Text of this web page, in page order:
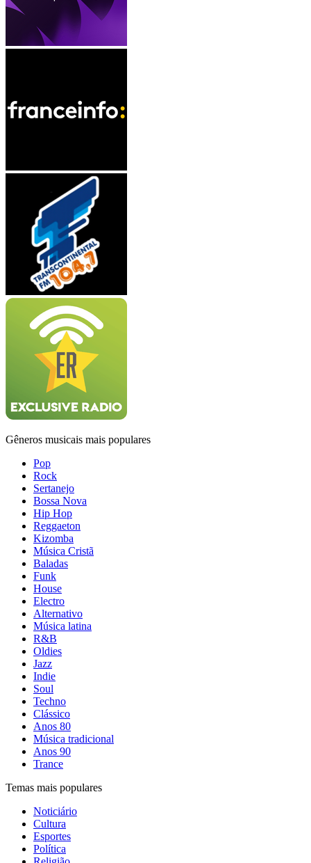
Gêneros musicais mais populares
Pop
Rock
Sertanejo
Bossa Nova
Hip Hop
Reggaeton
Kizomba
Música Cristã
Baladas
Funk
House
Electro
Alternativo
Música latina
R&B
Oldies
Jazz
Indie
Soul
Techno
Clássico
Anos 80
Música tradicional
Anos 90
Trance
Temas mais populares
Noticiário
Cultura
Esportes
Política